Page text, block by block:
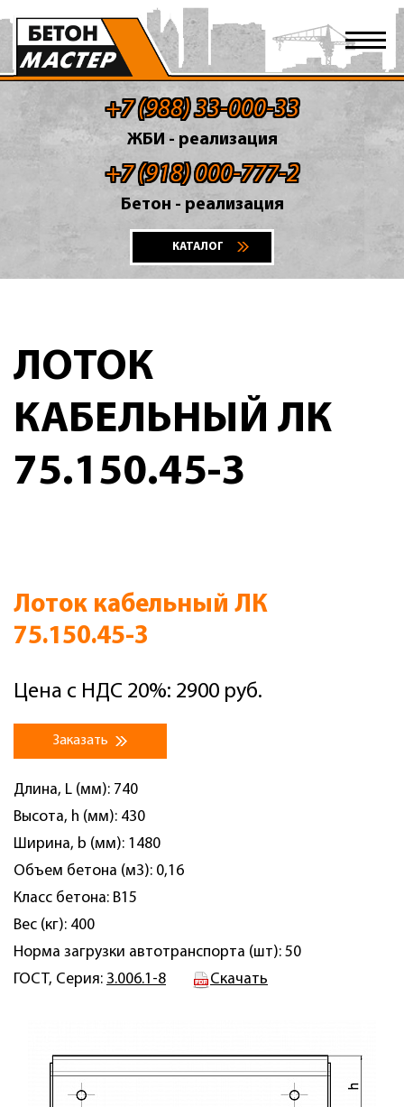
+7 (988) 33-000-33
ЖБИ - реализация
+7 (918) 000-777-2
Бетон - реализация
КАТАЛОГ
ЛОТОК
КАБЕЛЬНЫЙ ЛК
75.150.45-3
Лоток кабельный ЛК
75.150.45-3
Цена с НДС 20%: 2900 руб.
Заказать
Длина, L (мм): 740
Высота, h (мм): 430
Ширина, b (мм): 1480
Объем бетона (м3): 0,16
Класс бетона: B15
Вес (кг): 400
Норма загрузки автотранспорта (шт): 50
ГОСТ, Серия: 3.006.1-8 Скачать